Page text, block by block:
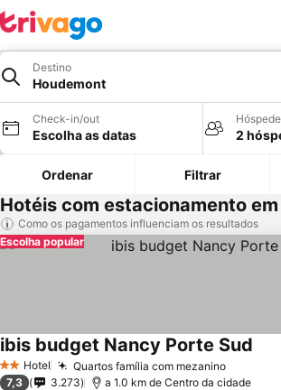
Destino
Houdemont
Check-in/out
Escolha as datas 2
Ordenar Filtrar
Hotéis com estacionamento
Como os pagamentos influenciam os resultados
Escolha popular
2 Estrelas
Hotel Quartos família com mezanino
ibis budget Nancy Porte Sud
7,3 3.273 a 1.0 km de Centro da cidade